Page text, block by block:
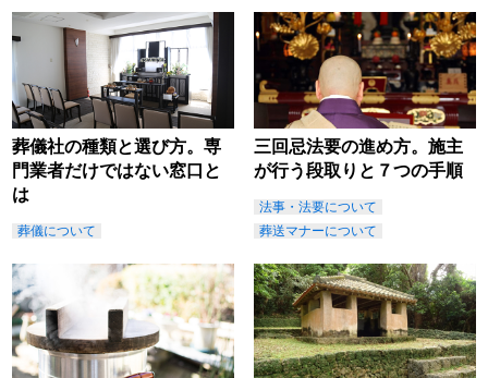
葬儀社の種類と選び方。専
門業者だけではない窓口と
は
葬儀について
三回忌法要の進め方。施主
が行う段取りと７つの手順
法事・法要について
葬送マナーについて